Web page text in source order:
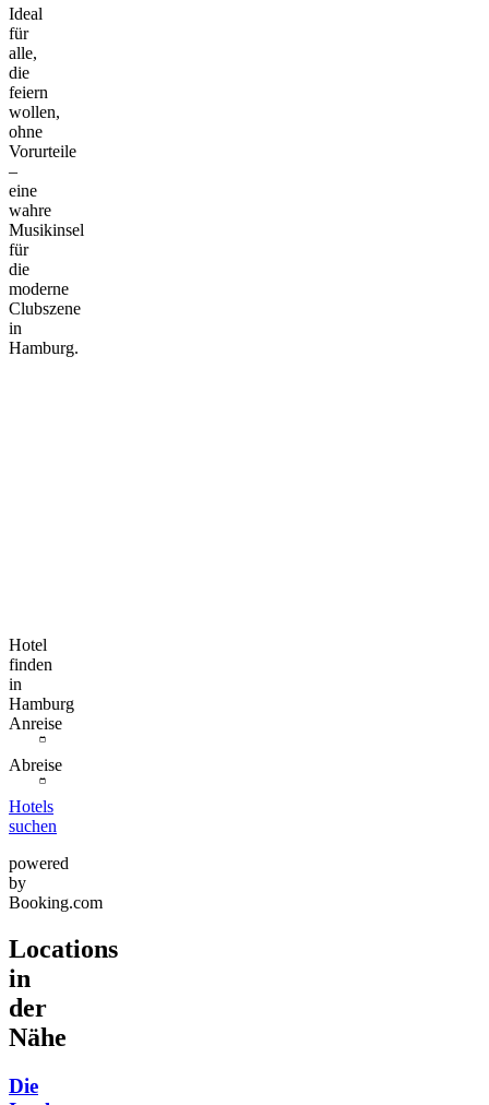
Ideal
für
alle,
die
feiern
wollen,
ohne
Vorurteile
–
eine
wahre
Musikinsel
für
die
moderne
Clubszene
in
Hamburg.
Hotel
finden
in
Hamburg
Anreise
Abreise
Hotels
suchen
powered
by
Booking.com
Locations
in
der
Nähe
Die